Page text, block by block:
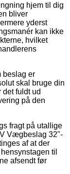
hjem til dig
bliver
yderst
kan ikke
hvilket
beslag er
skal bruge din
det fuldt ud
på den
fragt på utallige
Vægbeslag 32"-
af at der
til
afsendt før